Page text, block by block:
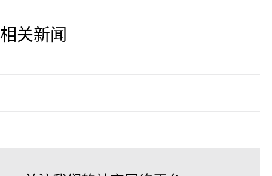
相关新闻